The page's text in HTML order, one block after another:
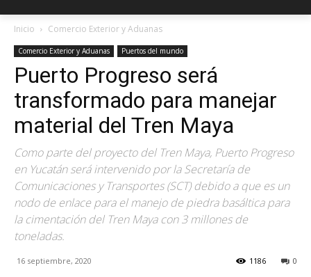
Inicio Comercio Exterior y Aduanas
Comercio Exterior y Aduanas Puertos del mundo
Puerto Progreso será
transformado para manejar
material del Tren Maya
Como parte del proyecto del Tren Maya, Puerto Progreso
en Yucatán será intervenido por la Secretaría de
Comunicaciones y Transportes (SCT) debido a que es un
nodo de enlace para el manejo de piedra basáltica para
la cimentación del Tren Maya con 3 millones de
toneladas.
16 septiembre, 2020 0
1186